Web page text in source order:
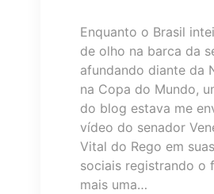
Enquanto o Brasil
de olho na barca da
afundando diante da
na Copa do Mundo,
do blog estava me
vídeo do senador
Vital do Rego em
sociais registrando o
mais uma…